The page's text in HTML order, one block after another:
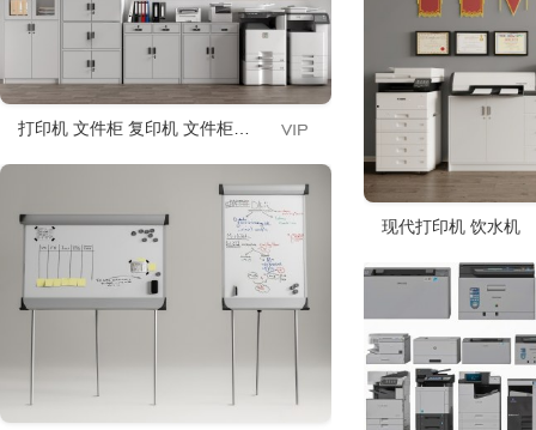
打印机 文件柜 复印机 文件柜 办公白板 办公用品
现代打印机 饮水机